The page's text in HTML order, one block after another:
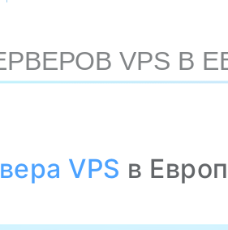
VPS В
VPS в